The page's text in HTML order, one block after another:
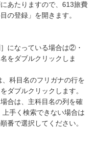
あたりますので、613旅費
の登録」を開きます。
になっている場合は②・
をダブルクリックしま
科目名のフリガナの行を
ダブルクリックします。
合は、主科目名の列を確
手く検索できない場合は
番で選択してください。